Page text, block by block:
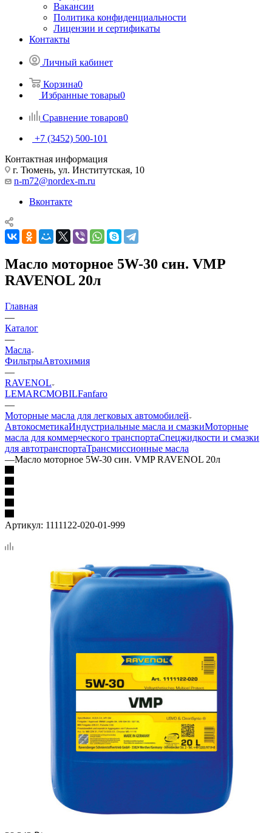
Вакансии
Политика конфиденциальности
Лицензии и сертификаты
Контакты
Личный кабинет
Корзина0
Избранные товары0
Сравнение товаров0
+7 (3452) 500-101
Контактная информация
г. Тюмень, ул. Институтская, 10
n-m72@nordex-m.ru
Вконтакте
Масло моторное 5W-30 син. VMP
RAVENOL 20л
Главная
—
Каталог
—
Масла
ФильтрыАвтохимия
—
RAVENOL
LEMARCMOBILFanfaro
—
Моторные масла для легковых автомобилей
АвтокосметикаИндустриальные масла и смазкиМоторные
масла для коммерческого транспортаСпецжидкости и смазки
для автотранспортаТрансмиссионные масла
—Масло моторное 5W-30 син. VMP RAVENOL 20л
Артикул: 1111122-020-01-999